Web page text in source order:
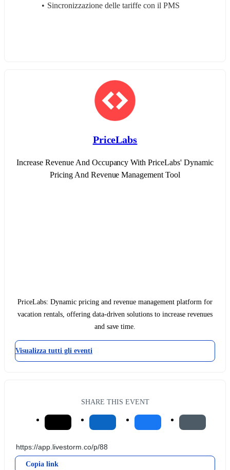
Sincronizzazione delle tariffe con il PMS
PriceLabs
Increase Revenue And Occupancy With PriceLabs' Dynamic
Pricing And Revenue Management Tool
PriceLabs: Dynamic pricing and revenue management platform for
vacation rentals, offering data-driven solutions to increase revenues
and save time.
Visualizza tutti gli eventi
SHARE THIS EVENT
Copia link